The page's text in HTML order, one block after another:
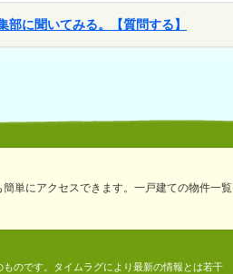
部に聞いてみる。【質問する】
単にアクセスできます。一戸建ての物件一覧
のです。タイムラグにより最新の情報とは若干